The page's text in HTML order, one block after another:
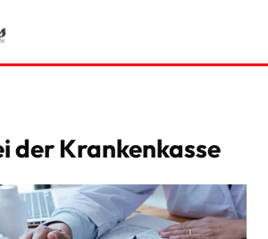
der Krankenkasse